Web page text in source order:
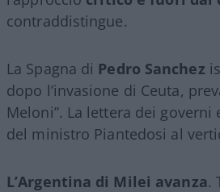
contraddistingue.
La Spagna di Pedro Sanchez
dopo l’invasione di Ceuta,
Meloni”. La lettera dei
del ministro Piantedosi al
L’Argentina di Milei avanza.